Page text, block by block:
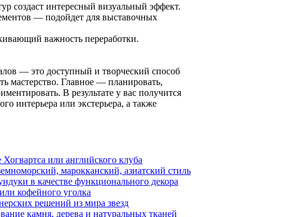
создаст интересный визуальный эффект.
— подойдет для выставочных
важность переработки.
— это доступный и творческий способ
мастерство. Главное — планировать,
В результате у вас получится
интерьера или экстерьера, а также
или английского клуба
марокканский, азиатский стиль
в качестве функционального декора
кофейного уголка
решений из мира звезд
камня, дерева и натуральных тканей